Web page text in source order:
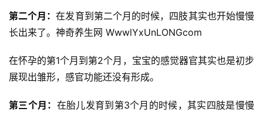
第二个月：在发育到第二个月的时候，四肢其实也开始慢慢
长出来了。神奇养生网 WwwlYxUnLONGcom
在怀孕的第1个月到第2个月，宝宝的感觉器官其实也是初步
展现出雏形，感官功能还没有形成。
第三个月： 在胎儿发育到第3个月的时候，其实四肢是慢慢